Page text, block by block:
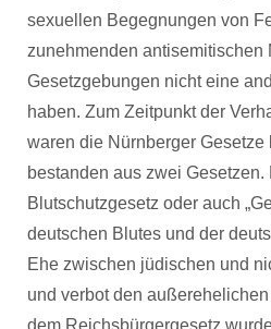
sexuellen Begegnungen von
zunehmenden antisemitischen
Gesetzgebungen nicht eine
haben. Zum Zeitpunkt der
waren die Nürnberger Gesetze
bestanden aus zwei Gesetzen.
Blutschutzgesetz oder auch
deutschen Blutes und der
Ehe zwischen jüdischen und
und verbot den
dem Reichsbürgergesetz